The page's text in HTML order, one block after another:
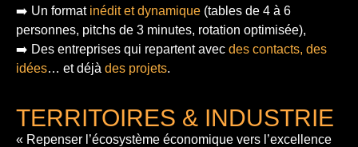
➡️ Un format inédit et dynamique (tables de 4 à 6
personnes, pitchs de 3 minutes, rotation optimisée),
➡️ Des entreprises qui repartent avec des contacts, des
idées… et déjà des projets.
TERRITOIRES & INDUSTRIE
« Repenser l’écosystème économique vers l’excellence